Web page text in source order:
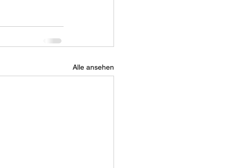
Alle ansehen